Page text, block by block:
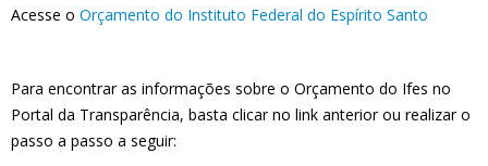
Acesse o Orçamento do Instituto Federal do Espírito Santo
Para encontrar as informações sobre o Orçamento do Ifes no
Portal da Transparência, basta clicar no link anterior ou realizar o
passo a passo a seguir: